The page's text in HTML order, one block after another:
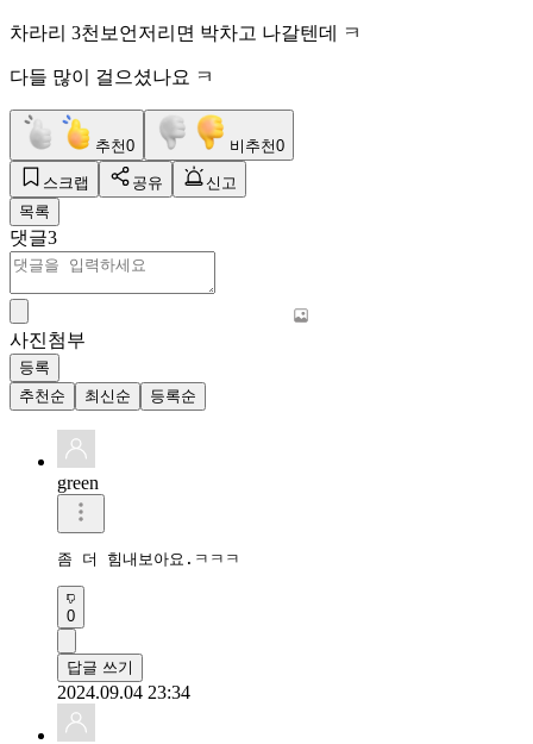
차라리 3천보언저리면 박차고 나갈텐데 ㅋ
다들 많이 걸으셨나요 ㅋ
추천0 비추천0
스크랩 공유
신고
목록
댓글3
사진첨부
등록
추천순
최신순 등록순
green
좀 더 힘내보아요.ㅋㅋㅋ
0
답글 쓰기
2024.09.04 23:34